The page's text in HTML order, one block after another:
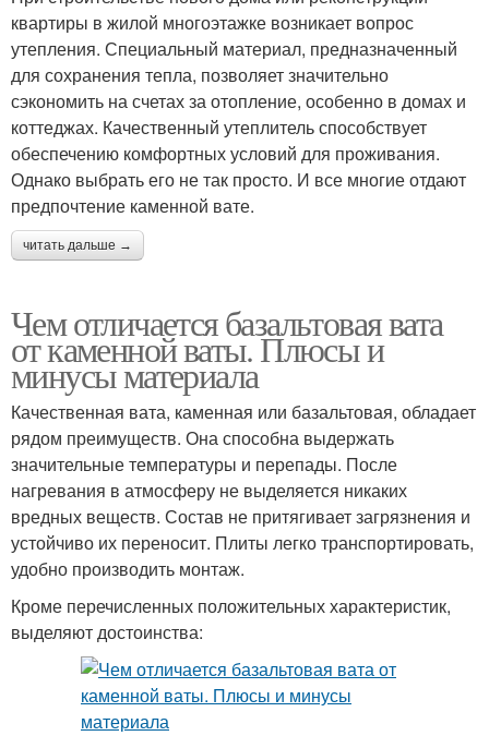
квартиры в жилой многоэтажке возникает вопрос
утепления. Специальный материал, предназначенный
для сохранения тепла, позволяет значительно
сэкономить на счетах за отопление, особенно в домах и
коттеджах. Качественный утеплитель способствует
обеспечению комфортных условий для проживания.
Однако выбрать его не так просто. И все многие отдают
предпочтение каменной вате.
читать дальше →
Чем отличается базальтовая вата
от каменной ваты. Плюсы и
минусы материала
Качественная вата, каменная или базальтовая, обладает
рядом преимуществ. Она способна выдержать
значительные температуры и перепады. После
нагревания в атмосферу не выделяется никаких
вредных веществ. Состав не притягивает загрязнения и
устойчиво их переносит. Плиты легко транспортировать,
удобно производить монтаж.
Кроме перечисленных положительных характеристик,
выделяют достоинства: